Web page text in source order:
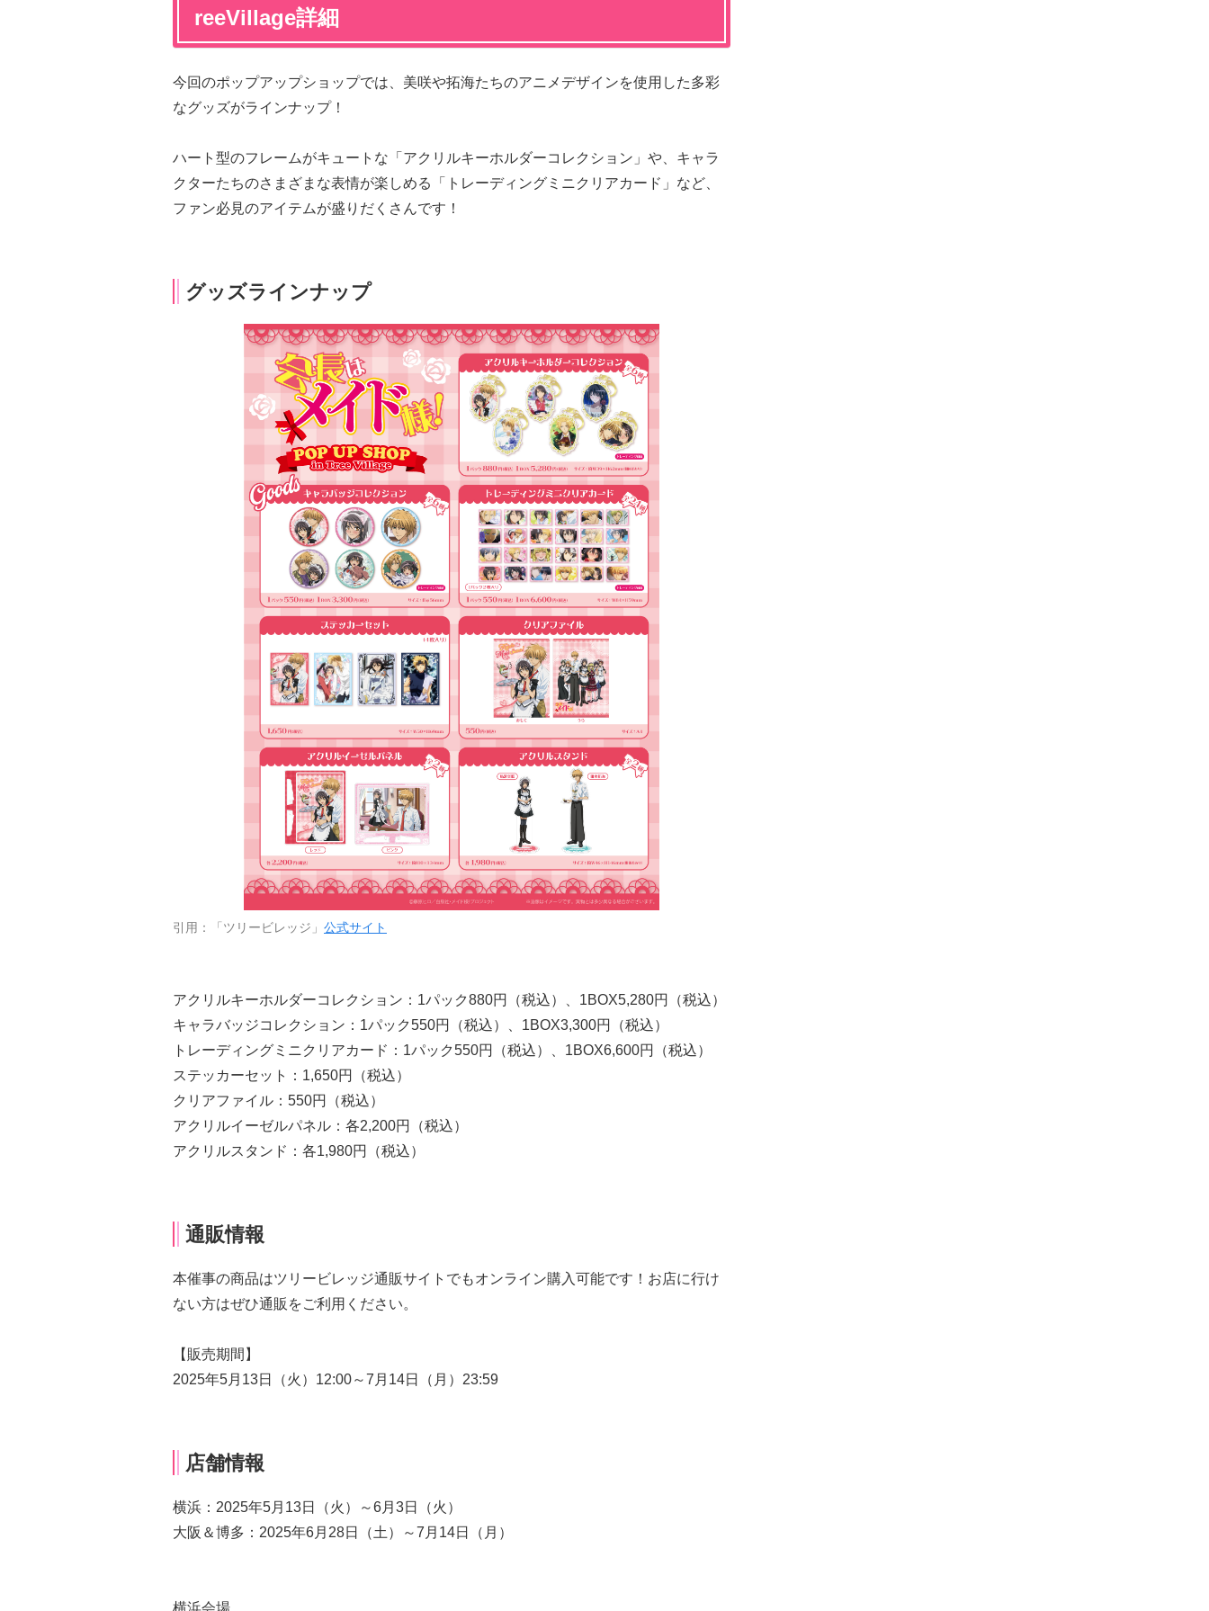
reeVillage詳細
今回のポップアップショップでは、美咲や拓海たちのアニメデザインを使用した多彩
なグッズがラインナップ！
ハート型のフレームがキュートな「アクリルキーホルダーコレクション」や、キャラ
クターたちのさまざまな表情が楽しめる「トレーディングミニクリアカード」など、
ファン必見のアイテムが盛りだくさんです！
グッズラインナップ
引用：「ツリービレッジ」 公式サイト
アクリルキーホルダーコレクション：1パック880円（税込）、1BOX5,280円（税込）
キャラバッジコレクション：1パック550円（税込）、1BOX3,300円（税込）
トレーディングミニクリアカード：1パック550円（税込）、1BOX6,600円（税込）
ステッカーセット：1,650円（税込）
クリアファイル：550円（税込）
アクリルイーゼルパネル：各2,200円（税込）
アクリルスタンド：各1,980円（税込）
通販情報
本催事の商品はツリービレッジ通販サイトでもオンライン購入可能です！お店に行け
ない方はぜひ通販をご利用ください。
【販売期間】
2025年5月13日（火）12:00～7月14日（月）23:59
店舗情報
横浜：2025年5月13日（火）～6月3日（火）
大阪＆博多：2025年6月28日（土）～7月14日（月）
横浜会場